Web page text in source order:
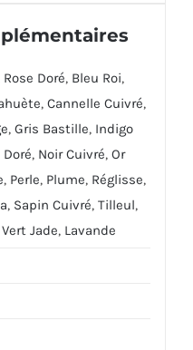
Rose Doré, Bleu Roi,
, Cannelle Cuivré,
, Gris Bastille, Indigo
, Noir Cuivré, Or
, Perle, Plume, Réglisse,
, Sapin Cuivré, Tilleul,
Vert Jade, Lavande